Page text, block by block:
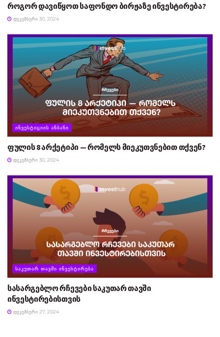
როგორ დავიწყოთ საფონდო ბირჟაზე ინვესტირება?
ᲓᲔᲙᲔᲛᲑᲔᲠᲘ 30, 2024
ᲘᲜᲕᲔᲡᲢᲘᲪᲘᲘᲡ ᲐᲜᲑᲐᲜᲘ
ფულის 8 არქეტიპი — რომელს მიეკუთვნებით თქვენ?
ᲓᲔᲙᲔᲛᲑᲔᲠᲘ 30, 2024
ᲡᲐᲙᲣᲗᲐᲠ ᲗᲐᲕᲨᲘ ᲘᲜᲕᲔᲡᲢᲘᲠᲔᲑᲐ
სასარგებლო რჩევები საკუთარ თავში
ინვესტირებისთვის
ᲓᲔᲙᲔᲛᲑᲔᲠᲘ 27, 2024